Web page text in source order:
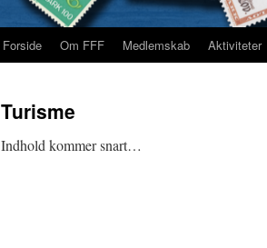
Forside Om FFF Medlemskab Aktiviteter
Turisme
Indhold kommer snart…